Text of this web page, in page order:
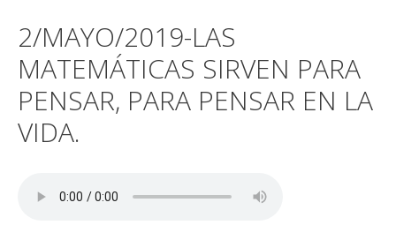
2/MAYO/2019-LAS
MATEMÁTICAS SIRVEN PARA
PENSAR, PARA PENSAR EN LA
VIDA.